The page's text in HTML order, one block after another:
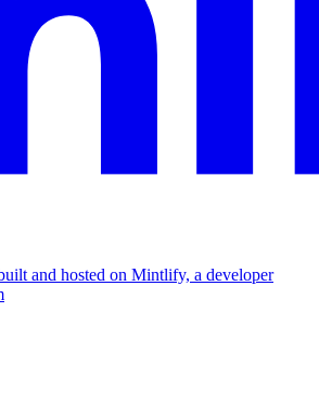
and hosted on Mintlify, a developer